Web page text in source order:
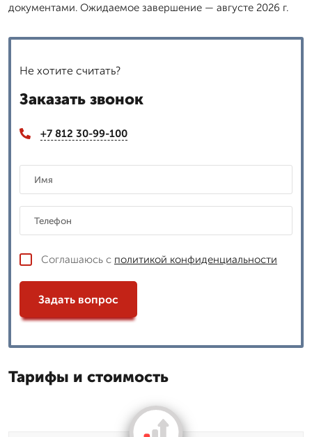
документами. Ожидаемое завершение — августе 2026 г.
Не хотите считать?
Заказать звонок
+7 812 30-99-100
Соглашаюсь с политикой конфиденциальности
Задать вопрос
Тарифы и стоимость